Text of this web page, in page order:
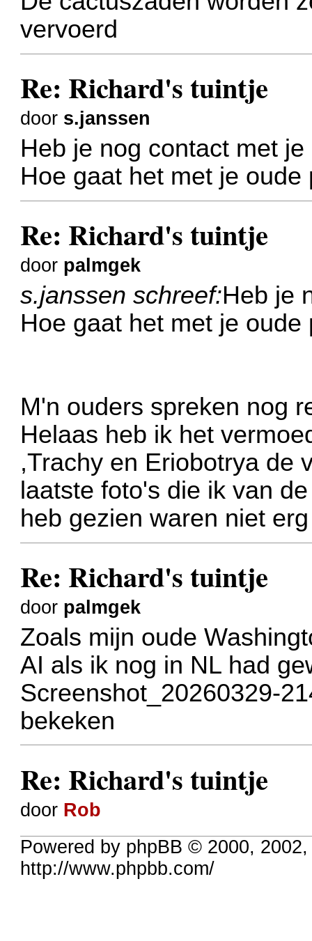
vervoerd
Re: Richard's tuintje
door s.janssen
Heb je nog contact met
Hoe gaat het met je
Re: Richard's tuintje
door palmgek
s.janssen schreef:Heb je
Hoe gaat het met je
M'n ouders spreken nog
Helaas heb ik het
,Trachy en Eriobotrya de
laatste foto's die ik van
heb gezien waren niet
Re: Richard's tuintje
door palmgek
Zoals mijn oude
AI als ik nog in NL had
Screenshot_20260329-
bekeken
Re: Richard's tuintje
door Rob
Powered by phpBB © 2000,
http://www.phpbb.com/